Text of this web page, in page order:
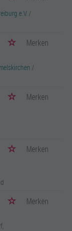
e.V. /
Merken
/
Merken
Merken
Merken